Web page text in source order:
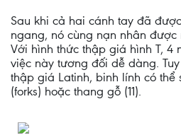
Sau khi cả hai cánh tay đã
ngang, nó cùng nạn nhân được
Với hình thức thập giá hình T, 4
việc này tương đối dễ dàng.
thập giá Latinh, binh lính có thể
(forks) hoặc thang gỗ (11).